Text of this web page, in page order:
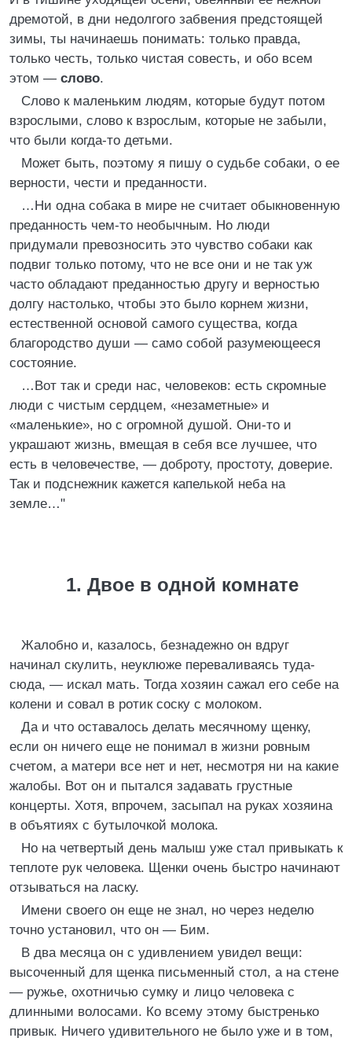
дремотой, в дни недолгого забвения предстоящей
зимы, ты начинаешь понимать: только правда,
только честь, только чистая совесть, и обо всем
этом — слово.
Слово к маленьким людям, которые будут потом
взрослыми, слово к взрослым, которые не забыли,
что были когда-то детьми.
Может быть, поэтому я пишу о судьбе собаки, о ее
верности, чести и преданности.
…Ни одна собака в мире не считает обыкновенную
преданность чем-то необычным. Но люди
придумали превозносить это чувство собаки как
подвиг только потому, что не все они и не так уж
часто обладают преданностью другу и верностью
долгу настолько, чтобы это было корнем жизни,
естественной основой самого существа, когда
благородство души — само собой разумеющееся
состояние.
…Вот так и среди нас, человеков: есть скромные
люди с чистым сердцем, «незаметные» и
«маленькие», но с огромной душой. Они-то и
украшают жизнь, вмещая в себя все лучшее, что
есть в человечестве, — доброту, простоту, доверие.
Так и подснежник кажется капелькой неба на
земле…"
1. Двое в одной комнате
Жалобно и, казалось, безнадежно он вдруг
начинал скулить, неуклюже переваливаясь туда-
сюда, — искал мать. Тогда хозяин сажал его себе на
колени и совал в ротик соску с молоком.
Да и что оставалось делать месячному щенку,
если он ничего еще не понимал в жизни ровным
счетом, а матери все нет и нет, несмотря ни на какие
жалобы. Вот он и пытался задавать грустные
концерты. Хотя, впрочем, засыпал на руках хозяина
в объятиях с бутылочкой молока.
Но на четвертый день малыш уже стал привыкать к
теплоте рук человека. Щенки очень быстро начинают
отзываться на ласку.
Имени своего он еще не знал, но через неделю
точно установил, что он — Бим.
В два месяца он с удивлением увидел вещи:
высоченный для щенка письменный стол, а на стене
— ружье, охотничью сумку и лицо человека с
длинными волосами. Ко всему этому быстренько
привык. Ничего удивительного не было уже и в том,